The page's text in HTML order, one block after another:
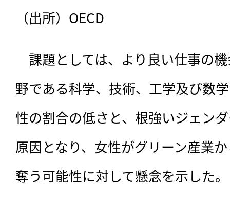
（出所）OECD
課題としては、より良い仕事の
野である科学、技術、工学及び数
性の割合の低さと、根強いジェン
原因となり、女性がグリーン産業
奪う可能性に対して懸念を示した。